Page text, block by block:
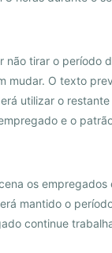
tirar o período
mudar. O texto
utilizar o
e o
os
mantido o
continue